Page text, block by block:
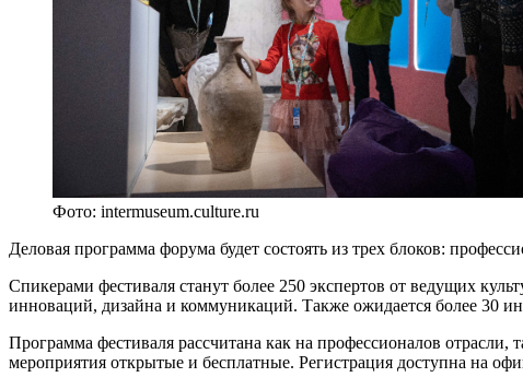
Фото: intermuseum.culture.ru
Деловая программа форума будет состоять из трех блоков:
Спикерами фестиваля станут более 250 экспертов от ведущих
инноваций, дизайна и коммуникаций. Также ожидается более 30
Программа фестиваля рассчитана как на профессионалов
мероприятия открытые и бесплатные. Регистрация доступна на